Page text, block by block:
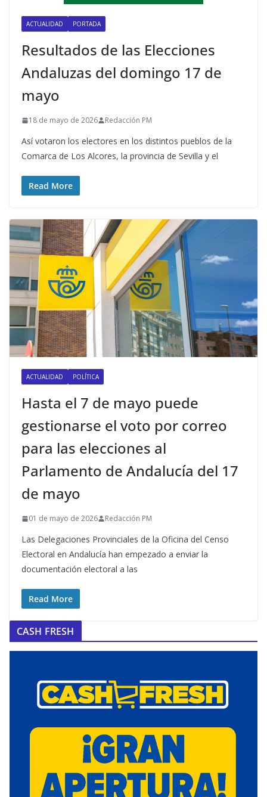
ACTUALIDAD PORTADA
Resultados de las Elecciones
Andaluzas del domingo 17 de
mayo
18 de mayo de 2026 Redacción PM
Así votaron los electores en los distintos pueblos de la
Comarca de Los Alcores, la provincia de Sevilla y el
Read More
ACTUALIDAD POLÍTICA
Hasta el 7 de mayo puede
gestionarse el voto por correo
para las elecciones al
Parlamento de Andalucía del 17
de mayo
01 de mayo de 2026 Redacción PM
Las Delegaciones Provinciales de la Oficina del Censo
Electoral en Andalucía han empezado a enviar la
documentación electoral a las
Read More
CASH FRESH